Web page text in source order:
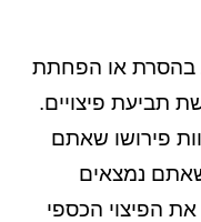
בהסרת או הפחתת
תביעת פיצויים.
פירושו שאתם
שאתם נמצאים
הפיצוי הכספי